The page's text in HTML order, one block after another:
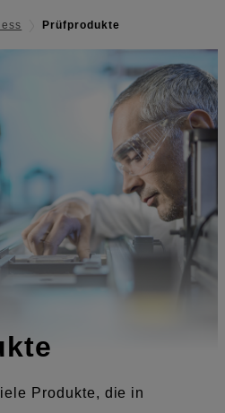
Prüfprodukte
Produkte, die in